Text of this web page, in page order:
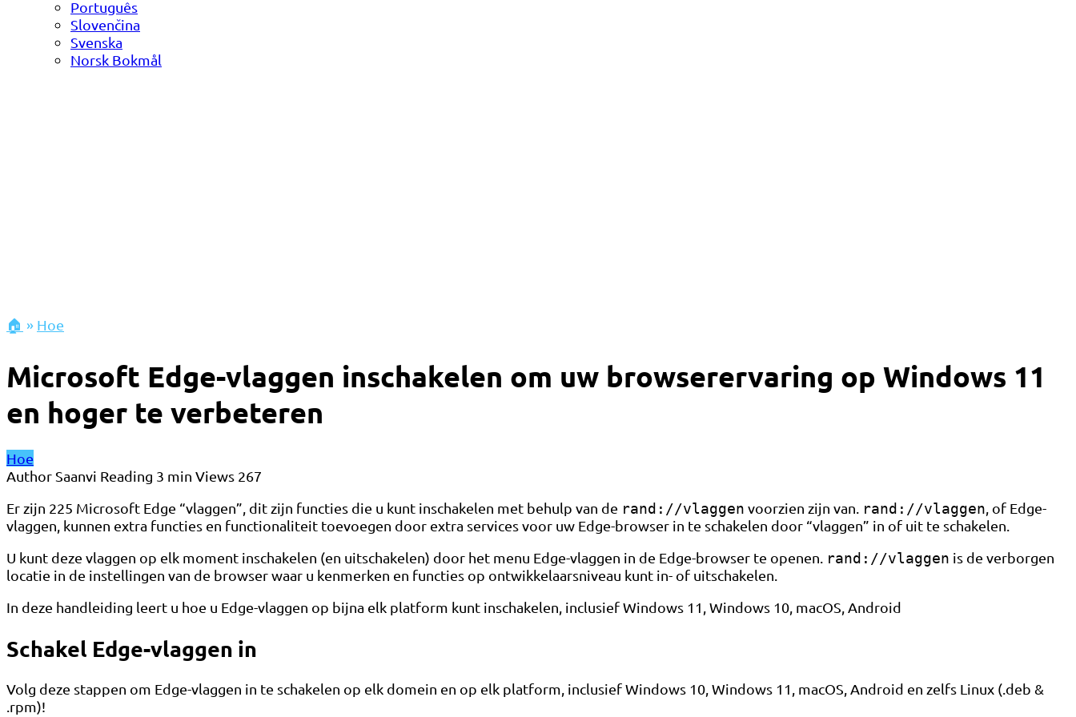
Português
Slovenčina
Svenska
Norsk Bokmål
🏠 » Hoe
Microsoft Edge-vlaggen inschakelen om uw browserervaring op Windows 11
en hoger te verbeteren
Hoe
AuthorSaanvi Reading 3 min Views 267
Er zijn 225 Microsoft Edge “vlaggen”, dit zijn functies die u kunt inschakelen met behulp van de rand://vlaggen voorzien zijn van. rand://vlaggen, of Edge-
vlaggen, kunnen extra functies en functionaliteit toevoegen door extra services voor uw Edge-browser in te schakelen door “vlaggen” in of uit te schakelen.
U kunt deze vlaggen op elk moment inschakelen (en uitschakelen) door het menu Edge-vlaggen in de Edge-browser te openen. rand://vlaggen is de verborgen
locatie in de instellingen van de browser waar u kenmerken en functies op ontwikkelaarsniveau kunt in- of uitschakelen.
In deze handleiding leert u hoe u Edge-vlaggen op bijna elk platform kunt inschakelen, inclusief Windows 11, Windows 10, macOS, Android
Schakel Edge-vlaggen in
Volg deze stappen om Edge-vlaggen in te schakelen op elk domein en op elk platform, inclusief Windows 10, Windows 11, macOS, Android en zelfs Linux (.deb &
.rpm)!